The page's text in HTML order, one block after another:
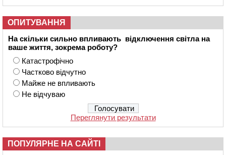
ОПИТУВАННЯ
На скільки сильно впливають відключення світла на
ваше життя, зокрема роботу?
Катастрофічно
Частково відчутно
Майже не впливають
Не відчуваю
Переглянути результати
ПОПУЛЯРНЕ НА САЙТІ